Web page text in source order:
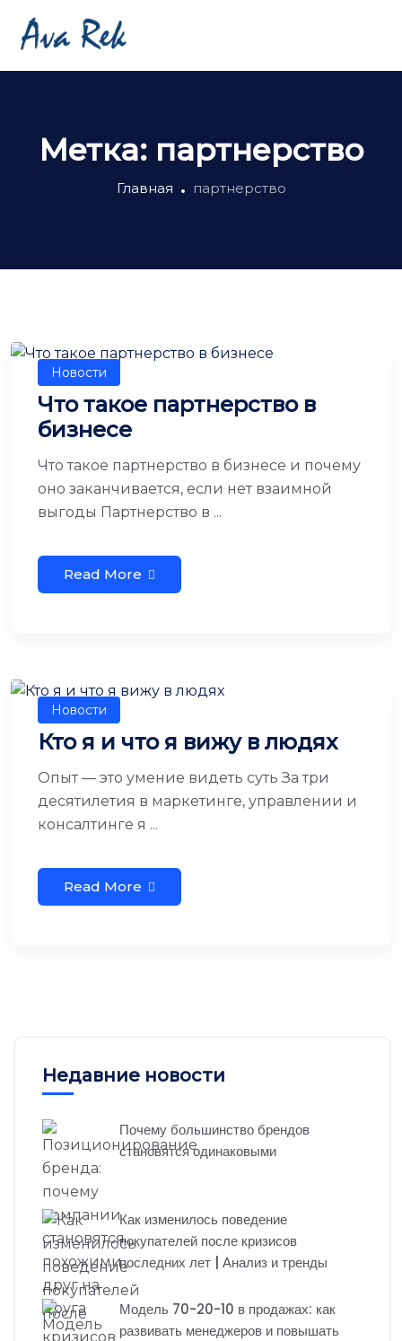
Метка: партнерство
Главная партнерство
Новости
Что такое партнерство в
бизнесе
Что такое партнерство в бизнесе и почему
оно заканчивается, если нет взаимной
выгоды Партнерство в ...
Read More
Новости
Кто я и что я вижу в людях
Опыт — это умение видеть суть За три
десятилетия в маркетинге, управлении и
консалтинге я ...
Read More
Недавние новости
Почему большинство брендов
становятся одинаковыми
Как изменилось поведение
покупателей после кризисов
последних лет | Анализ и тренды
Модель 70-20-10 в продажах: как
развивать менеджеров и повышать